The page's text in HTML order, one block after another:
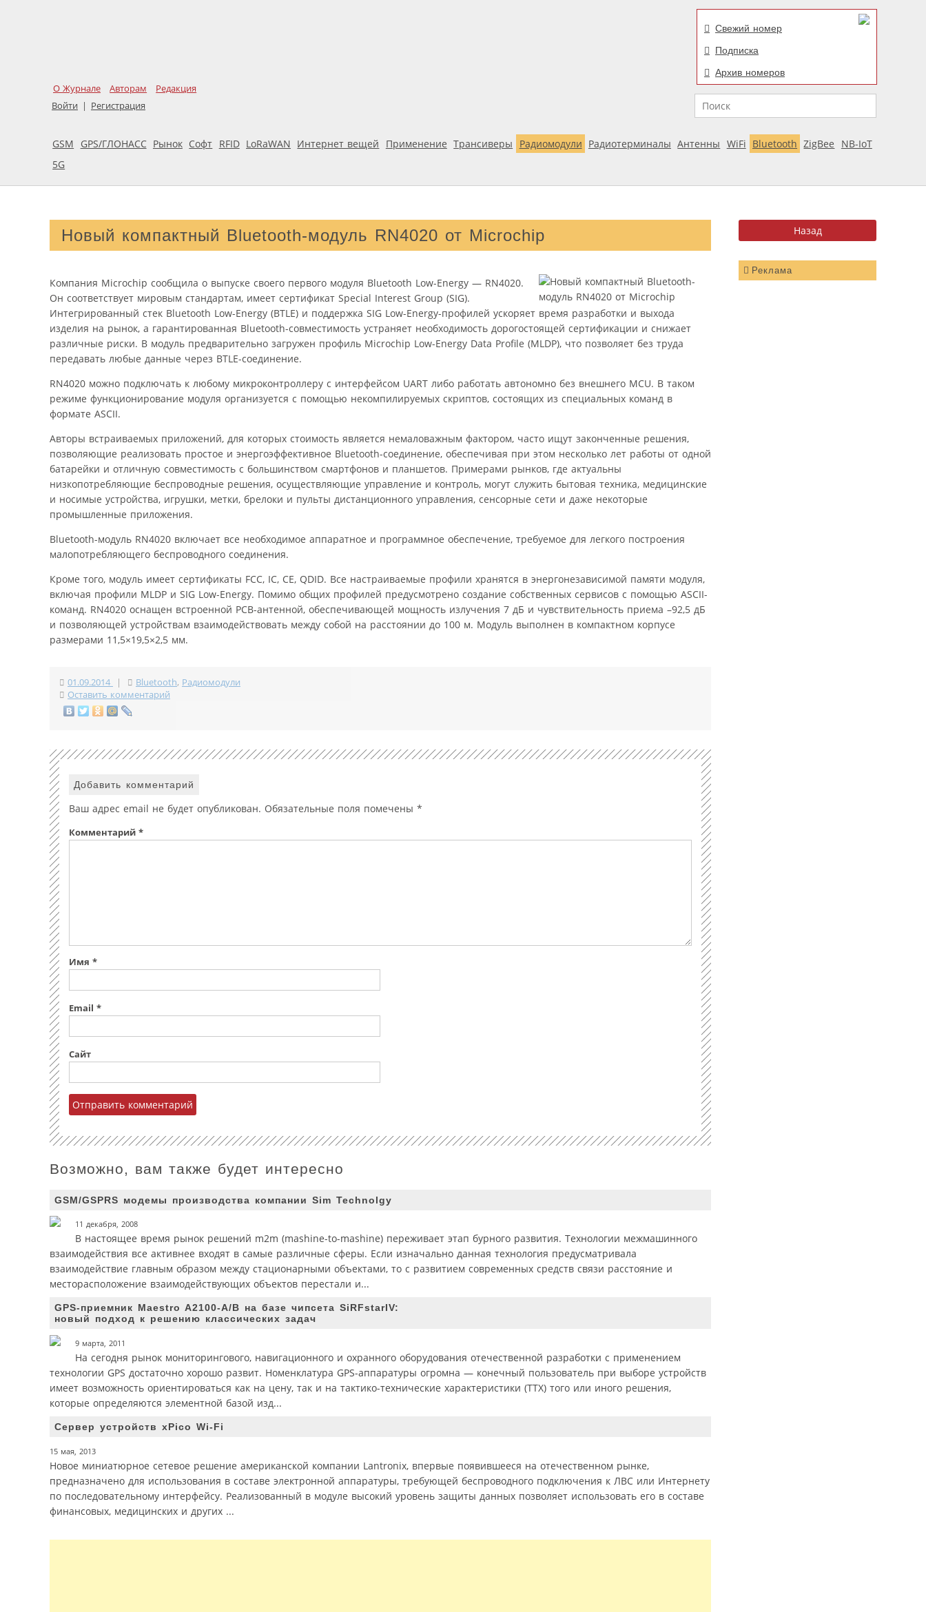
О Журнале Авторам
Редакция
Войти | Регистрация
Свежий номер
Подписка
Архив номеров
Поиск
GSM GPS/ГЛОНАСС Рынок Софт RFID LoRaWAN Интернет вещей Применение Трансиверы Радиомодули Радиотерминалы Антенны WiFi Bluetooth ZigBee
NB-IoT
5G
Реклама
Новый компактный Bluetooth-модуль RN4020 от Microchip
Компания Microchip сообщила о выпуске своего первого модуля Bluetooth Low-Energy — RN4020.
Он соответствует мировым стандартам, имеет сертификат Special Interest Group (SIG).
Интегрированный стек Bluetooth Low-Energy (BTLE) и поддержка SIG Low-Energy-профилей ускоряет время разработки и выхода
изделия на рынок, а гарантированная Bluetooth-совместимость устраняет необходимость дорогостоящей сертификации и снижает
различные риски. В модуль предварительно загружен профиль Microchip Low-Energy Data Profile (MLDP), что позволяет без труда
передавать любые данные через BTLE-соединение.
RN4020 можно подключать к любому микроконтроллеру с интерфейсом UART либо работать автономно без внешнего MCU. В таком
режиме функционирование модуля организуется с помощью некомпилируемых скриптов, состоящих из специальных команд в
формате ASCII.
Авторы встраиваемых приложений, для которых стоимость является немаловажным фактором, часто ищут законченные решения,
позволяющие реализовать простое и энергоэффективное Bluetooth-соединение, обеспечивая при этом несколько лет работы от одной
батарейки и отличную совместимость с большинством смартфонов и планшетов. Примерами рынков, где актуальны
низкопотребляющие беспроводные решения, осуществляющие управление и контроль, могут служить бытовая техника, медицинские
и носимые устройства, игрушки, метки, брелоки и пульты дистанционного управления, сенсорные сети и даже некоторые
промышленные приложения.
Bluetooth-модуль RN4020 включает все необходимое аппаратное и программное обеспечение, требуемое для легкого построения
малопотребляющего беспроводного соединения.
Кроме того, модуль имеет сертификаты FCC, IC, CE, QDID. Все настраиваемые профили хранятся в энергонезависимой памяти модуля,
включая профили MLDP и SIG Low-Energy. Помимо общих профилей предусмотрено создание собственных сервисов с помощью ASCII-
команд. RN4020 оснащен встроенной PCB-антенной, обеспечивающей мощность излучения 7 дБ и чувствительность приема –92,5 дБ
и позволяющей устройствам взаимодействовать между собой на расстоянии до 100 м. Модуль выполнен в компактном корпусе
размерами 11,5×19,5×2,5 мм.
01.09.2014 | Bluetooth, Радиомодули
Оставить комментарий
Добавить комментарий
Ваш адрес email не будет опубликован. Обязательные поля помечены *
Комментарий *
Имя *
Email *
Сайт
Возможно, вам также будет интересно
GSM/GSPRS модемы производства компании Sim Technolgy
11 декабря, 2008
В настоящее время рынок решений m2m (mashine-to-mashine) переживает этап бурного развития. Технологии межмашинного
взаимодействия все активнее входят в самые различные сферы. Если изначально данная технология предусматривала
взаимодействие главным образом между стационарными объектами, то с развитием современных средств связи расстояние и
месторасположение взаимодействующих объектов перестали и...
GPS-приемник Maestro A2100-A/B на базе чипсета SiRFstarIV:
новый подход к решению классических задач
9 марта, 2011
На сегодня рынок мониторингового, навигационного и охранного оборудования отечественной разработки с применением
технологии GPS достаточно хорошо развит. Номенклатура GPS-аппаратуры огромна — конечный пользователь при выборе устройств
имеет возможность ориентироваться как на цену, так и на тактико-технические характеристики (ТТХ) того или иного решения,
которые определяются элементной базой изд...
Сервер устройств xPico Wi-Fi
15 мая, 2013
Новое миниатюрное сетевое решение американской компании Lantronix, впервые появившееся на отечественном рынке,
предназначено для использования в составе электронной аппаратуры, требующей беспроводного подключения к ЛВС или Интернету
по последовательному интерфейсу. Реализованный в модуле высокий уровень защиты данных позволяет использовать его в составе
финансовых, медицинских и других ...